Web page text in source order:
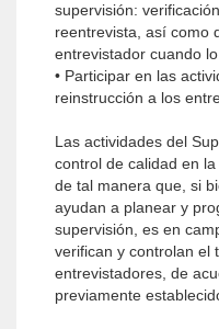
supervisión:
reentrevista, así como
entrevistador cuando
• Participar en las
reinstrucción a los
Las actividades del
control de calidad en
de tal manera que, si
ayudan a planear y
supervisión, es en
verifican y controlan el
entrevistadores, de
previamente